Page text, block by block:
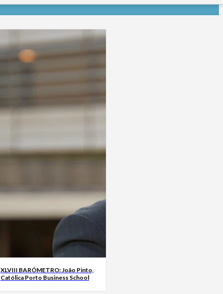
XLVIII BARÓMETRO: João Pinto,
Católica Porto Business School